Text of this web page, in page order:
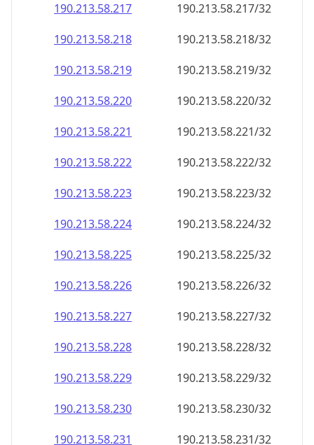
190.213.58.217
190.213.58.217/32
190.213.58.218
190.213.58.218/32
190.213.58.219
190.213.58.219/32
190.213.58.220
190.213.58.220/32
190.213.58.221
190.213.58.221/32
190.213.58.222
190.213.58.222/32
190.213.58.223
190.213.58.223/32
190.213.58.224
190.213.58.224/32
190.213.58.225
190.213.58.225/32
190.213.58.226
190.213.58.226/32
190.213.58.227
190.213.58.227/32
190.213.58.228
190.213.58.228/32
190.213.58.229
190.213.58.229/32
190.213.58.230
190.213.58.230/32
190.213.58.231
190.213.58.231/32